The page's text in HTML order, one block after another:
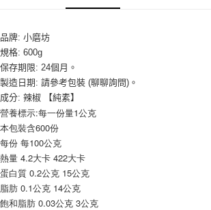
３．安心：先確認商品／服務後，再付款。
【「AFTEE先享後付」結帳流程】
１．於結帳方式選擇「AFTEE先享後付」後，將跳轉
結帳頁面，進行簡訊認證並確認金額後，即可完成結帳
２．訂單成立數日內，您將收到繳費通知簡訊。
３．收到繳費通知簡訊後14天內，點擊此簡訊中的連
ATM／網路銀行／等多元方式進行付款，方視為交易完
※ 請注意：結帳手續完成當下不需立刻繳費，但若您
購買商品的店家。未經商家同意取消之訂單仍視為有
後付繳納相關費用。
※ 交易是否成功請以「AFTEE先享後付 」之結帳頁面
是否繳費成功／繳費後需取消欲退款等相關疑問，請
客戶支援中心」 https://netprotections.freshdesk.com/
全家取貨付款-重量限制含紙箱10kg，請控制商
kg
每筆NT$90，滿NT$990(含以上)免運費
付款後全家取貨-重量限制含紙箱10kg，請控制
9.5kg
每筆NT$90，滿NT$990(含以上)免運費
7-11取貨付款-重量限制含紙箱10kg，請控制商
kg
每筆NT$90，滿NT$990(含以上)免運費
品牌: 小磨坊
規格: 600g
保存期限: 24個月。
製造日期: 請參考包裝 (聊聊詢問)。
成分: 辣椒 【純素】
營養標示:每一份量1公克
本包裝含600份
每份 每100公克
熱量 4.2大卡 422大卡
蛋白質 0.2公克 15公克
脂肪 0.1公克 14公克
飽和脂肪 0.03公克 3公克